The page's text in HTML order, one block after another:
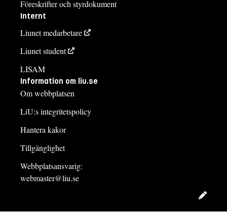
Föreskrifter och styrdokument
Internt
Liunet medarbetare
Liunet student
LISAM
Information om liu.se
Om webbplatsen
LiU:s integritetspolicy
Hantera kakor
Tillgänglighet
Webbplatsansvarig:
webmaster@liu.se